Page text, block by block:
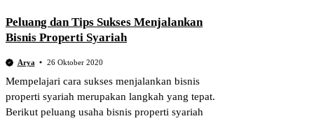
Peluang dan Tips Sukses Menjalankan
Bisnis Properti Syariah
Arya 26 Oktober 2020
Mempelajari cara sukses menjalankan bisnis
properti syariah merupakan langkah yang tepat.
Berikut peluang usaha bisnis properti syariah